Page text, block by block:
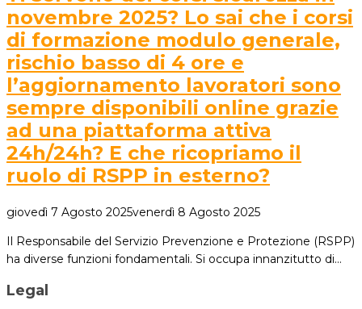
novembre 2025? Lo sai che i corsi
di formazione modulo generale,
rischio basso di 4 ore e
l’aggiornamento lavoratori sono
sempre disponibili online grazie
ad una piattaforma attiva
24h/24h? E che ricopriamo il
ruolo di RSPP in esterno?
giovedì 7 Agosto 2025venerdì 8 Agosto 2025
Il Responsabile del Servizio Prevenzione e Protezione (RSPP)
ha diverse funzioni fondamentali. Si occupa innanzitutto di…
Legal